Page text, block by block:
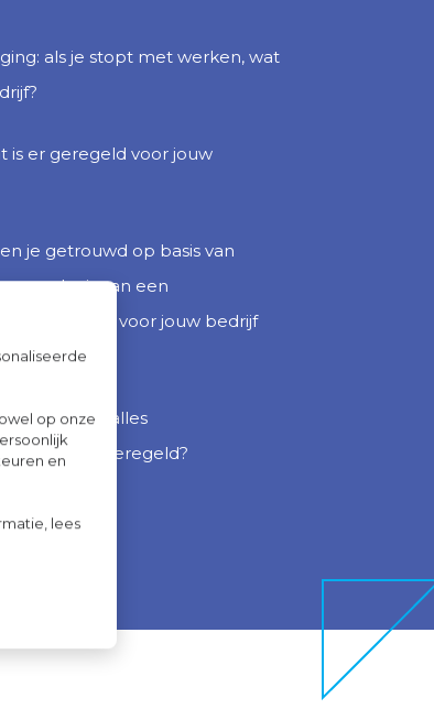
op onze
en
lees
als je stopt met werken, wat
is er geregeld voor jouw
je getrouwd op basis van
sprake is van een
als DGA en voor jouw bedrijf
en privé alles
mogelijk geregeld?